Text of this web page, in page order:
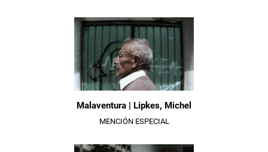
Malaventura | Lipkes, Michel
MENCIÓN ESPECIAL